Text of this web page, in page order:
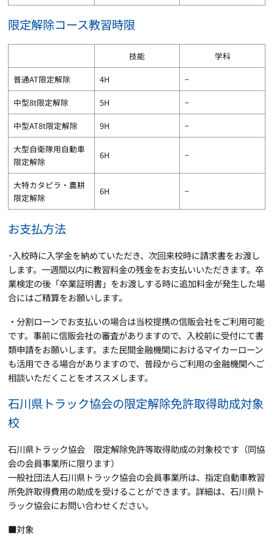
限定解除コース教習時限
技能
学科
普通AT限定解除
4H
−
中型8t限定解除
5H
−
中型AT8t限定解除
9H
−
大型自衛隊用自動車
限定解除
6H −
大特カタピラ・農耕
限定解除
6H −
お支払方法
･入校時に入学金を納めていただき、次回来校時に請求書をお渡し
します。一週間以内に教習料金の残金をお支払いいただきます。卒
業検定の後「卒業証明書」をお渡しする時に追加料金が発生した場
合にはご精算をお願いします。
・分割ローンでお支払いの場合は当校提携の信販会社をご利用可能
です。事前に信販会社の審査がありますので、入校前に受付にて書
類申請をお願いします。また民間金融機関におけるマイカーローン
も活用できる場合がありますので、普段からご利用の金融機関へご
相談いただくことをオススメします。
石川県トラック協会の限定解除免許取得助成対象
校
石川県トラック協会 限定解除免許等取得助成の対象校です（同協
会の会員事業所に限ります）
一般社団法人石川県トラック協会の会員事業所は、指定自動車教習
所免許取得費用の助成を受けることができます。詳細は、石川県ト
ラック協会にお問い合わせください。
■対象